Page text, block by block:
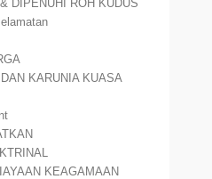
DIPENUHI ROH KUDUS
KARUNIA KUASA
KEAGAMAAN